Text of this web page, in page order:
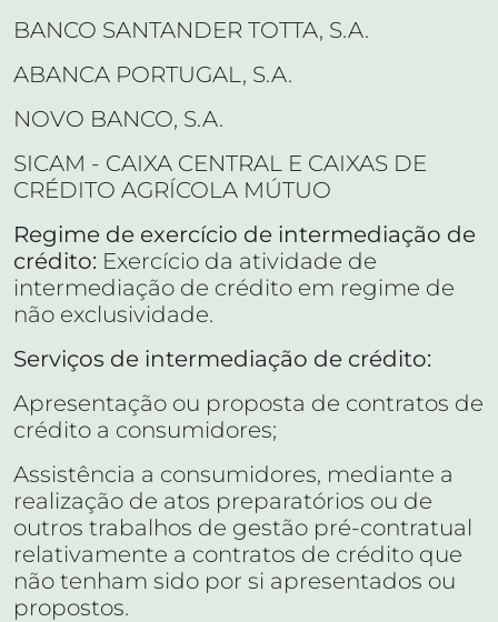
BANCO SANTANDER TOTTA, S.A.
ABANCA PORTUGAL, S.A.
NOVO BANCO, S.A.
SICAM - CAIXA CENTRAL E CAIXAS DE
CRÉDITO AGRÍCOLA MÚTUO
Regime de exercício de intermediação de
crédito: Exercício da atividade de
intermediação de crédito em regime de
não exclusividade.
Serviços de intermediação de crédito:
Apresentação ou proposta de contratos de
crédito a consumidores;
Assistência a consumidores, mediante a
realização de atos preparatórios ou de
outros trabalhos de gestão pré-contratual
relativamente a contratos de crédito que
não tenham sido por si apresentados ou
propostos.